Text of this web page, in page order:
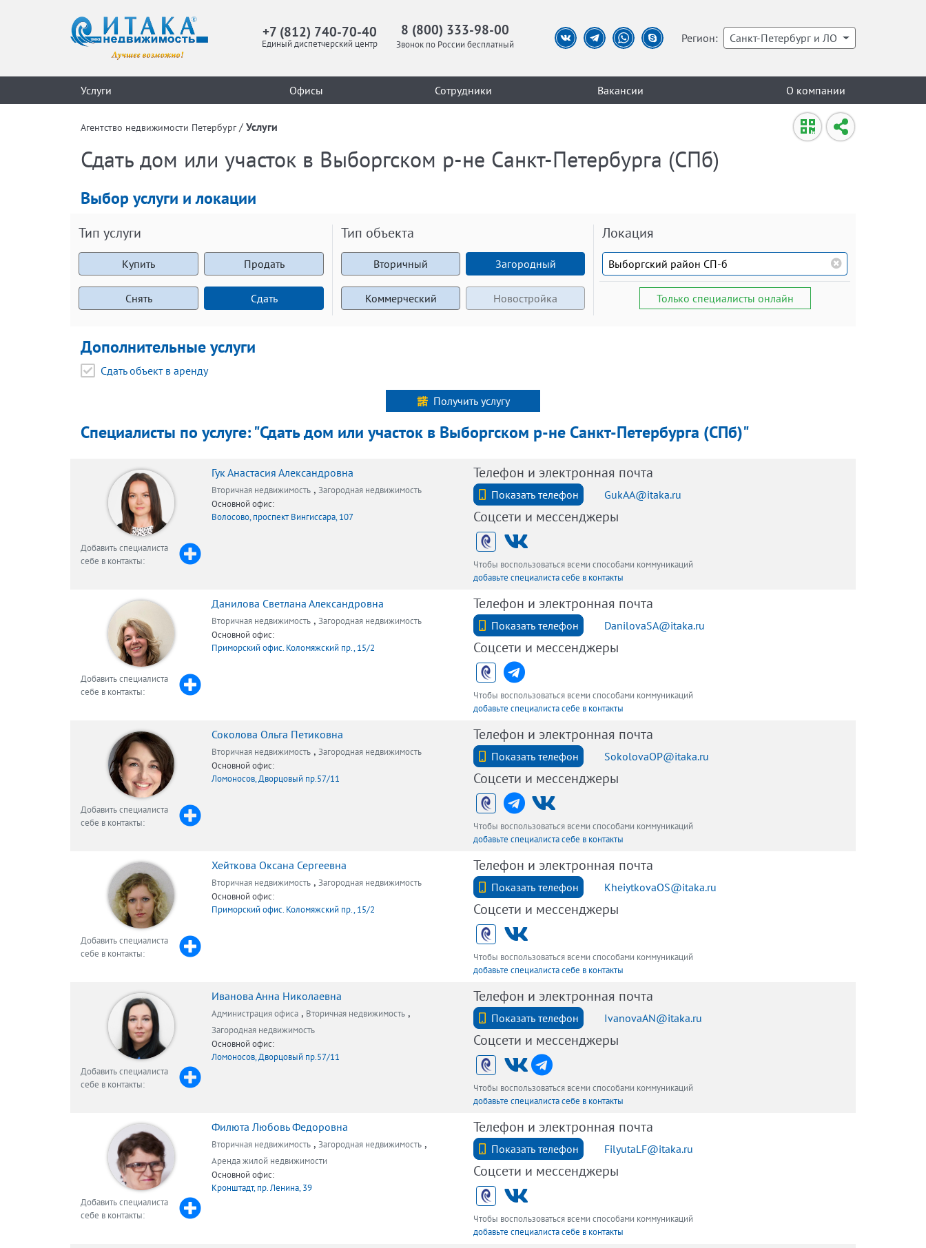
+7 (812) 740-70-40
Единый диспетчерский центр
8 (800) 333-98-00
Звонок по России бесплатный Регион: Санкт-Петербург и ЛО
Услуги Офисы Сотрудники Вакансии О компании
Агентство недвижимости Петербург / Услуги
Сдать дом или участок в Выборгском р-не Санкт-Петербурга (СПб)
Выбор услуги и локации
Тип услуги
Купить Продать
Снять Сдать
Тип объекта
Вторичный Загородный
Коммерческий Новостройка
Локация
Только специалисты онлайн
Дополнительные услуги
Сдать объект в аренду
Получить услугу
Специалисты по услуге: "Сдать дом или участок в Выборгском р-не Санкт-Петербурга (СПб)"
Добавить специалиста
себе в контакты:
Гук Анастасия Александровна
Вторичная недвижимость , Загородная недвижимость
Основной офис:
Волосово, проспект Вингиссара, 107
Телефон и электронная почта
Показать телефон
+7 (812) 740-70-40 GukAA@itaka.ru
Соцсети и мессенджеры
Чтобы воспользоваться всеми способами коммуникаций
добавьте специалиста себе в контакты
Добавить специалиста
себе в контакты:
Данилова Светлана Александровна
Вторичная недвижимость , Загородная недвижимость
Основной офис:
Приморский офис. Коломяжский пр., 15/2
Телефон и электронная почта
Показать телефон
+79219418823 DanilovaSA@itaka.ru
Соцсети и мессенджеры
Чтобы воспользоваться всеми способами коммуникаций
добавьте специалиста себе в контакты
Добавить специалиста
себе в контакты:
Соколова Ольга Петиковна
Вторичная недвижимость , Загородная недвижимость
Основной офис:
Ломоносов, Дворцовый пр.57/11
Телефон и электронная почта
Показать телефон
+7 (921) 903-00-59 SokolovaOP@itaka.ru
Соцсети и мессенджеры
Чтобы воспользоваться всеми способами коммуникаций
добавьте специалиста себе в контакты
Добавить специалиста
себе в контакты:
Хейткова Оксана Сергеевна
Вторичная недвижимость , Загородная недвижимость
Основной офис:
Приморский офис. Коломяжский пр., 15/2
Телефон и электронная почта
Показать телефон
+7 (812) 327-98-00 KheiytkovaOS@itaka.ru
Соцсети и мессенджеры
Чтобы воспользоваться всеми способами коммуникаций
добавьте специалиста себе в контакты
Добавить специалиста
себе в контакты:
Иванова Анна Николаевна
Администрация офиса , Вторичная недвижимость ,
Загородная недвижимость
Основной офис:
Ломоносов, Дворцовый пр.57/11
Телефон и электронная почта
Показать телефон
+7 (921) 9030059 IvanovaAN@itaka.ru
Соцсети и мессенджеры
Чтобы воспользоваться всеми способами коммуникаций
добавьте специалиста себе в контакты
Добавить специалиста
себе в контакты:
Филюта Любовь Федоровна
Вторичная недвижимость , Загородная недвижимость ,
Аренда жилой недвижимости
Основной офис:
Кронштадт, пр. Ленина, 39
Телефон и электронная почта
Показать телефон
+7 (812) 740-70-40 FilyutaLF@itaka.ru
Соцсети и мессенджеры
Чтобы воспользоваться всеми способами коммуникаций
добавьте специалиста себе в контакты